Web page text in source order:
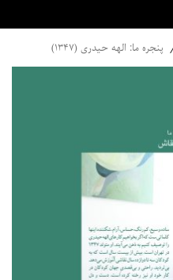
پنجره ما: الهه حیدری (۱۳۴۷)